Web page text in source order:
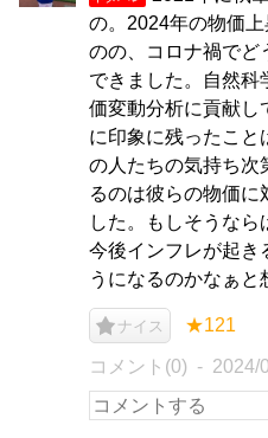
の。2024年の物価
のの、コロナ禍でど
できました。自然科
価変動分析に貢献し
に印象に残ったこと
の人たちの気持ち次
るのは彼らの物価
した。もしそうなら
今後インフレが起き
うになるのかなぁと
ナイス ★121
コメント(0) 2024/